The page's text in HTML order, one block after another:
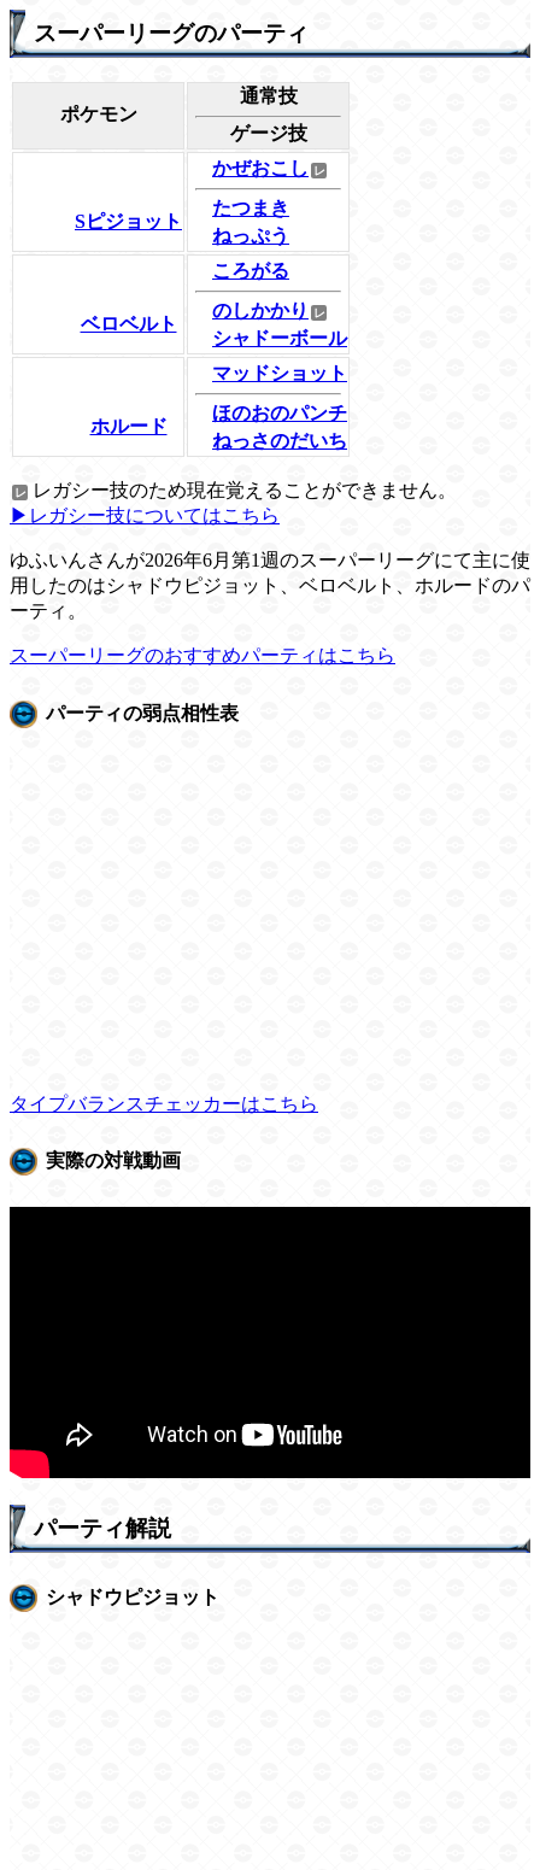
スーパーリーグのパーティ
ポケモン
通常技
ゲージ技
Sピジョット
かぜおこし
たつまき
ねっぷう
ベロベルト
ころがる
のしかかり
シャドーボール
ホルード
マッドショット
ほのおのパンチ
ねっさのだいち
レガシー技のため現在覚えることができません。
▶レガシー技についてはこちら
ゆふいんさんが2026年6月第1週のスーパーリーグにて主に使
用したのはシャドウピジョット、ベロベルト、ホルードのパ
ーティ。
スーパーリーグのおすすめパーティはこちら
パーティの弱点相性表
タイプバランスチェッカーはこちら
実際の対戦動画
パーティ解説
シャドウピジョット